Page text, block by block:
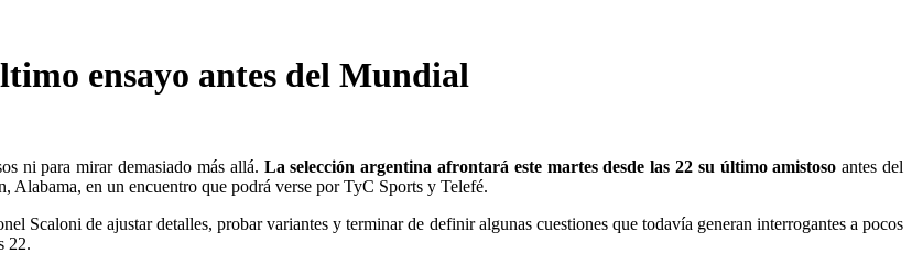
ensayo antes del Mundial
ni para mirar demasiado más allá. La selección argentina afrontará este martes desde las 22 su último amistoso antes del
en un encuentro que podrá verse por TyC Sports y Telefé.
Scaloni de ajustar detalles, probar variantes y terminar de definir algunas cuestiones que todavía generan interrogantes a pocos
22.